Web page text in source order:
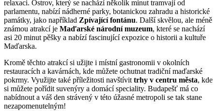
relaxaci. Ostrov, který se nachází několik minut tramvají od
parlamentu, nabízí nádherné parky, botanickou zahradu a historické
památky, jako například Zpívající fontánu. Další skvělou, ale méně
známou atrakcí je Maďarské národní muzeum, které se nachází
asi 20 minut pěšky a nabízí fascinující expozice o historii a kultuře
Maďarska.
Kromě těchto atrakcí si užijte i místní gastronomii v okolních
restauracích a kavárnách, kde můžete ochutnat tradiční maďarské
pokrmy. Využijte také příležitosti navštívit trhy v centru města, kde
si můžete pořídit suvenýry a domácí speciality. Budapešť má co
nabídnout a váš den strávený v této úžasné metropoli se tak stane
nezapomenutelným!